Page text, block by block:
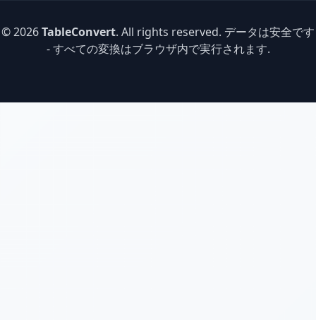
© 2026TableConvert. All rights reserved. データは安全です
- すべての変換はブラウザ内で実行されます.